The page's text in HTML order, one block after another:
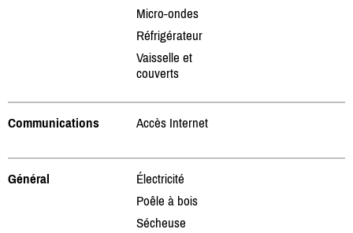
Micro-ondes
Réfrigérateur
Vaisselle et
couverts
Communications Accès Internet
Général
Électricité
Poêle à bois
Sécheuse